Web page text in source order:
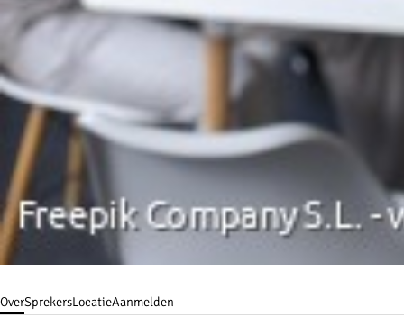
OverSprekersLocatieAanmelden